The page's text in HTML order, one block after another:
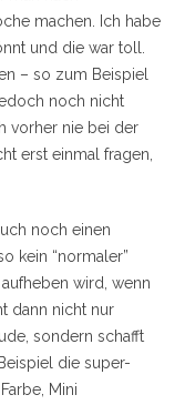
machen. Ich habe
und die war toll.
– so zum Beispiel
noch nicht
vorher nie bei der
erst einmal fragen,
noch einen
kein “normaler”
wird, wenn
dann nicht nur
sondern schafft
die super-
Mini